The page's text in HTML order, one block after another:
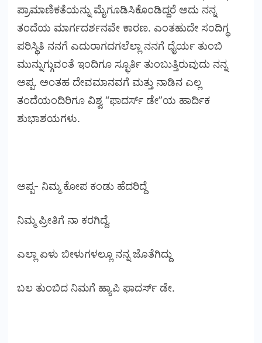
ಪ್ರಾಮಾಣಿಕತೆಯನ್ನು ಮೈಗೂಡಿಸಿಕೊಂಡಿದ್ದರೆ ಅದು ನನ್ನ
ತಂದೆಯ ಮಾರ್ಗದರ್ಶನವೇ ಕಾರಣ. ಎಂತಹುದೇ ಸಂದಿಗ್ಧ
ಪರಿಸ್ಥಿತಿ ನನಗೆ ಎದುರಾಗದಗಲೆಲ್ಲಾ ನನಗೆ ಧೈರ್ಯ ತುಂಬಿ
ಮುನ್ನುಗ್ಗುವಂತೆ ಇಂದಿಗೂ ಸ್ಫೂರ್ತಿ ತುಂಬುತ್ತಿರುವುದು ನನ್ನ
ಅಪ್ಪ. ಅಂತಹ ದೇವಮಾನವಗೆ ಮತ್ತು ನಾಡಿನ ಎಲ್ಲ
ತಂದೆಯಂದಿರಿಗೂ ವಿಶ್ವ “ಫಾದರ್ಸ್ ಡೇ”ಯ ಹಾರ್ದಿಕ
ಶುಭಾಶಯಗಳು.
ಅಪ್ಪ- ನಿಮ್ಮ ಕೋಪ ಕಂಡು ಹೆದರಿದ್ದೆ
ನಿಮ್ಮ ಪ್ರೀತಿಗೆ ನಾ ಕರಗಿದ್ದೆ.
ಎಲ್ಲಾ ಏಳು ಬೀಳುಗಳಲ್ಲೂ ನನ್ನ ಜೊತೆಗಿದ್ದು
ಬಲ ತುಂಬಿದ ನಿಮಗೆ ಹ್ಯಾಪಿ ಫಾದರ್ಸ್ ಡೇ.